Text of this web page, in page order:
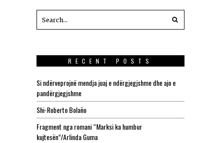
RECENT POSTS
Si ndërveprojnë mendja juaj e ndërgjegjshme dhe ajo e
pandërgjegjshme
Shi-Roberto Bolaño
Fragment nga romani “Marksi ka humbur
kujtesën”/Arlinda Guma